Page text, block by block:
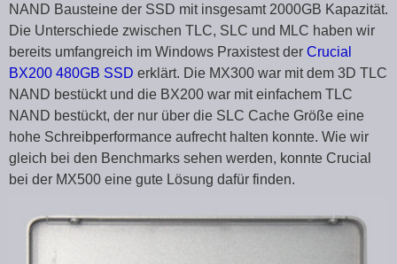
NAND Bausteine der SSD mit insgesamt 2000GB Kapazität.
Die Unterschiede zwischen TLC, SLC und MLC haben wir
bereits umfangreich im Windows Praxistest der Crucial
BX200 480GB SSD erklärt. Die MX300 war mit dem 3D TLC
NAND bestückt und die BX200 war mit einfachem TLC
NAND bestückt, der nur über die SLC Cache Größe eine
hohe Schreibperformance aufrecht halten konnte. Wie wir
gleich bei den Benchmarks sehen werden, konnte Crucial
bei der MX500 eine gute Lösung dafür finden.